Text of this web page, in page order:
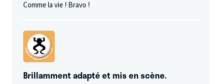
Comme la vie ! Bravo !
Brillamment adapté et mis en scène.